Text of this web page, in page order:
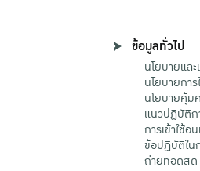
ข้อมูลทั่วไป
นโยบายแล
นโยบายกา
นโยบายคุ้
แนวปฏิบัติ
การเข้าใช้อิ
ข้อปฏิบัติใน
ถ่ายทอดสด